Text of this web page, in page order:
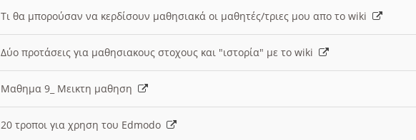
Τι θα μπορούσαν να κερδίσουν μαθησιακά οι μαθητές/τριες μου απο το wiki
Δύο προτάσεις για μαθησιακους στοχους και "ιστορία" με το wiki
Μαθημα 9_ Μεικτη μαθηση
20 τροποι για χρηση του Edmodo